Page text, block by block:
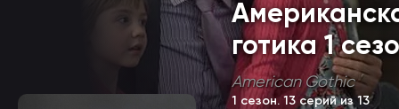
готика 1
American Gothic
1 сезон. 13 серий из 13